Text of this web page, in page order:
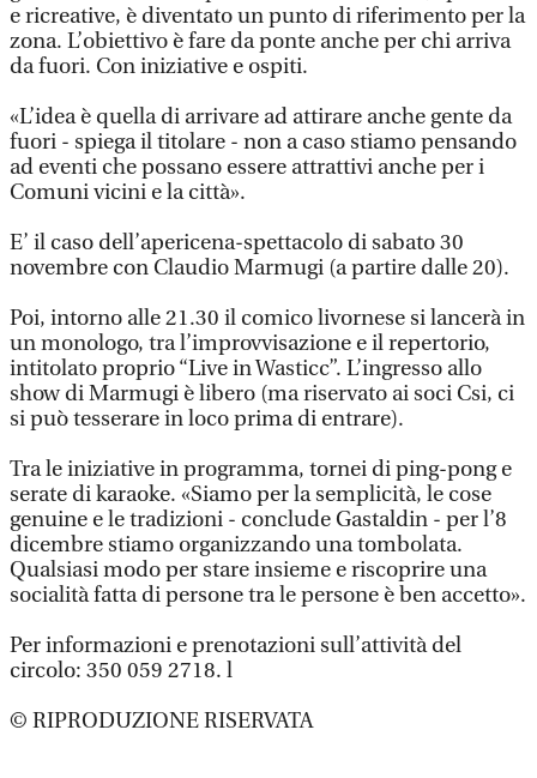
e ricreative, è diventato un punto di riferimento per la
zona. L’obiettivo è fare da ponte anche per chi arriva
da fuori. Con iniziative e ospiti.
«L’idea è quella di arrivare ad attirare anche gente da
fuori - spiega il titolare - non a caso stiamo pensando
ad eventi che possano essere attrattivi anche per i
Comuni vicini e la città».
E’ il caso dell’apericena-spettacolo di sabato 30
novembre con Claudio Marmugi (a partire dalle 20).
Poi, intorno alle 21.30 il comico livornese si lancerà in
un monologo, tra l’improvvisazione e il repertorio,
intitolato proprio “Live in Wasticc”. L’ingresso allo
show di Marmugi è libero (ma riservato ai soci Csi, ci
si può tesserare in loco prima di entrare).
Tra le iniziative in programma, tornei di ping-pong e
serate di karaoke. «Siamo per la semplicità, le cose
genuine e le tradizioni - conclude Gastaldin - per l’8
dicembre stiamo organizzando una tombolata.
Qualsiasi modo per stare insieme e riscoprire una
socialità fatta di persone tra le persone è ben accetto».
Per informazioni e prenotazioni sull’attività del
circolo: 350 059 2718. l
© RIPRODUZIONE RISERVATA